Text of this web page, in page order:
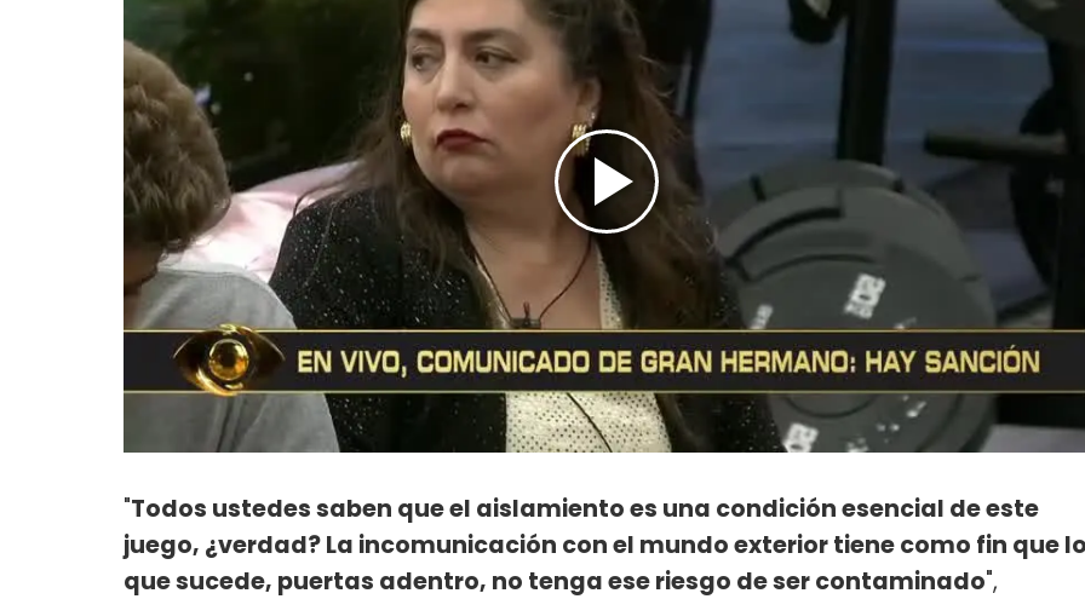
"Todos ustedes saben que el aislamiento es una condición esencial de este
juego, ¿verdad? La incomunicación con el mundo exterior tiene como fin que
que sucede, puertas adentro, no tenga ese riesgo de ser contaminado",